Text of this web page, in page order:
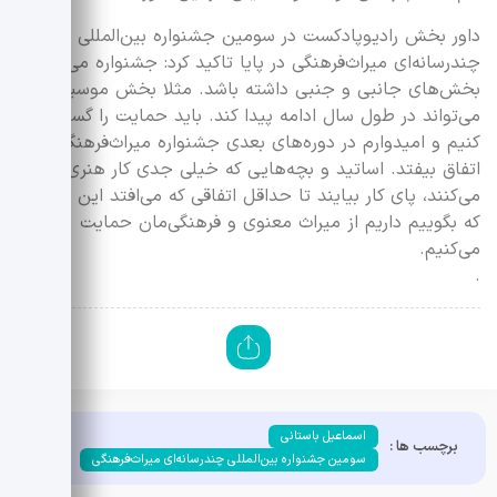
داور بخش رادیوپادکست در سومین جشنواره بین‌المللی
چندرسانه‌ای میراث‌فرهنگی در پایا تاکید کرد: جشنواره می‌تواند
بخش‌های جانبی و جنبی داشته باشد. مثلا بخش موسیقی
می‌تواند در طول سال ادامه پیدا کند. باید حمایت را گسترده‌تر
کنیم و امیدوارم در دوره‌های بعدی جشنواره میراث‌فرهنگی این
اتفاق بیفتد. اساتید و بچه‌هایی که خیلی جدی کار هنری
می‌کنند، پای کار بیایند تا حداقل اتفاقی که می‌افتد این باشد
که بگوییم داریم از میراث معنوی و فرهنگی‌مان حمایت
می‌کنیم.
.
برچسب ها :
اسماعیل باستانی
سومین جشنواره بین‌المللی چندرسانه‌ای میراث‌فرهنگی